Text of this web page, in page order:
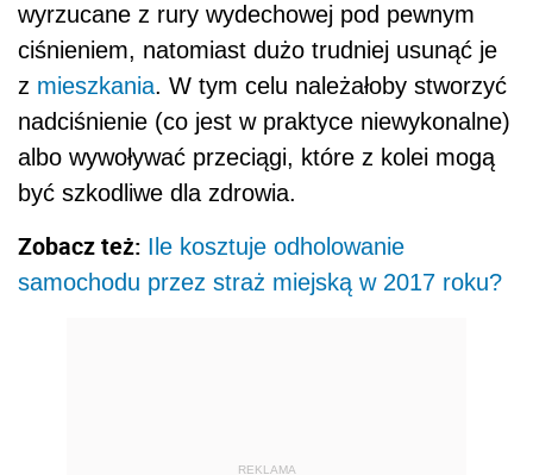
wyrzucane z rury wydechowej pod pewnym
ciśnieniem, natomiast dużo trudniej usunąć je
z mieszkania. W tym celu należałoby stworzyć
nadciśnienie (co jest w praktyce niewykonalne)
albo wywoływać przeciągi, które z kolei mogą
być szkodliwe dla zdrowia.
Zobacz też: Ile kosztuje odholowanie
samochodu przez straż miejską w 2017 roku?
REKLAMA